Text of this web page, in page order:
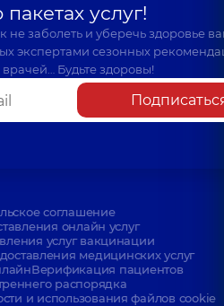
услуг!
заболеть и уберечь здоровье
экспертами сезонных
Будьте здоровы!
соглашение
онлайн услуг
услуг вакцинации
медицинских услуг
Верификация пациентов
распорядка
и использования файлов cookie